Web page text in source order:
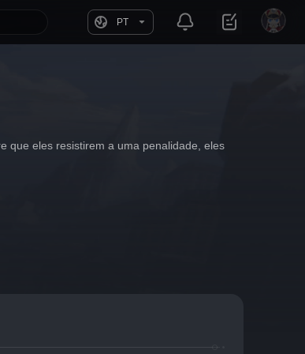
PT
que eles resistirem a uma penalidade, eles